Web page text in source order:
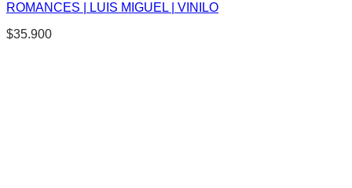
ROMANCES | LUIS MIGUEL | VINILO
$35.900